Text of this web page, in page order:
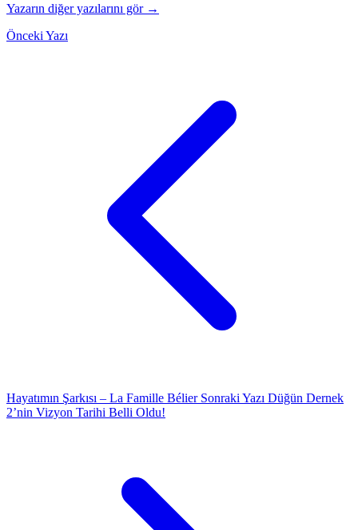
Yazarın diğer yazılarını gör →
Önceki Yazı
Hayatımın Şarkısı – La Famille Bélier Sonraki Yazı Düğün Dernek
2’nin Vizyon Tarihi Belli Oldu!